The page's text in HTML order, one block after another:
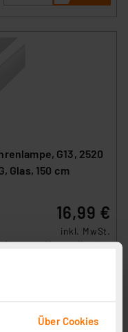
Über Cookies
G13, 2520
Glas, 150 cm
16,99 €
inkl. MwSt.
zu Versandkosten